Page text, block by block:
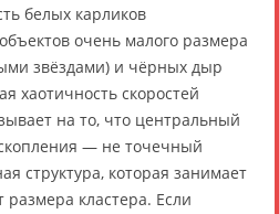
белых карликов
очень малого размера
звёздами) и чёрных дыр
хаотичность скоростей
на то, что центральный
— не точечный
структура, которая занимает
размера кластера. Если